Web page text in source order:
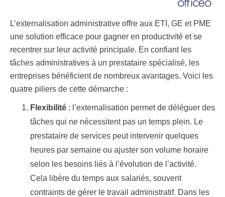
L’externalisation administrative offre aux ETI, GE et PME
une solution efficace pour gagner en productivité et se
recentrer sur leur activité principale. En confiant les
tâches administratives à un prestataire spécialisé, les
entreprises bénéficient de nombreux avantages. Voici les
quatre piliers de cette démarche :
Flexibilité : l’externalisation permet de déléguer des
tâches qui ne nécessitent pas un temps plein. Le
prestataire de services peut intervenir quelques
heures par semaine ou ajuster son volume horaire
selon les besoins liés à l’évolution de l’activité.
Cela libère du temps aux salariés, souvent
contraints de gérer le travail administratif. Dans les